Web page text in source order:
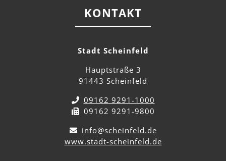
KONTAKT
Stadt Scheinfeld
Hauptstraße 3
91443 Scheinfeld
09162 9291-1000
09162 9291-9800
info@scheinfeld.de
www.stadt-scheinfeld.de